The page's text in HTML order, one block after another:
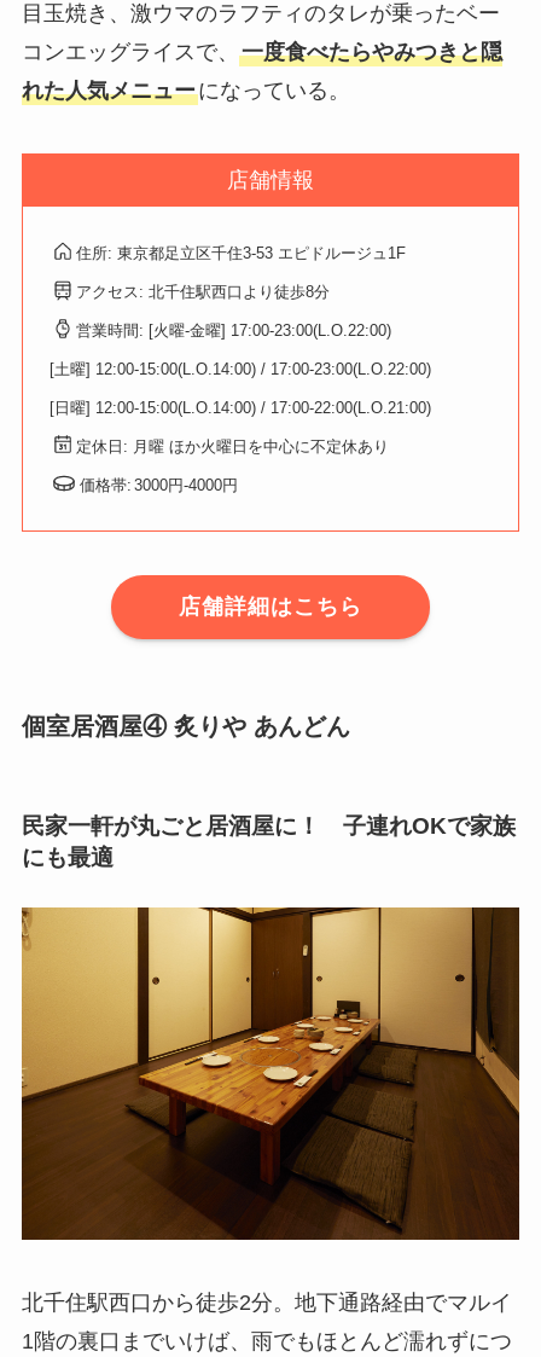
目玉焼き、激ウマのラフティのタレが乗ったベー
コンエッグライスで、 一度食べたらやみつきと隠
れた人気メニューになっている。
店舗情報
住所: 東京都足立区千住3-53 エピドルージュ1F
アクセス: 北千住駅西口より徒歩8分
営業時間: [火曜-金曜] 17:00-23:00(L.O.22:00)
[土曜] 12:00-15:00(L.O.14:00) / 17:00-23:00(L.O.22:00)
[日曜] 12:00-15:00(L.O.14:00) / 17:00-22:00(L.O.21:00)
定休日: 月曜 ほか火曜日を中心に不定休あり
価格帯: 3000円-4000円
店舗詳細はこちら
個室居酒屋④ 炙りや あんどん
民家一軒が丸ごと居酒屋に！ 子連れOKで家族
にも最適
北千住駅西口から徒歩2分。地下通路経由でマルイ
1階の裏口までいけば、雨でもほとんど濡れずにつ